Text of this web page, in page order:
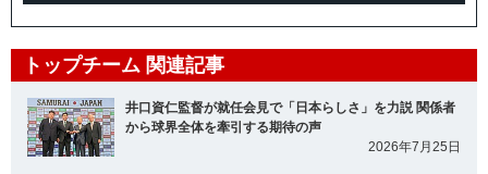
トップチーム 関連記事
井口資仁監督が就任会見で「日本らしさ」を力説 関係者
から球界全体を牽引する期待の声
2026年7月25日